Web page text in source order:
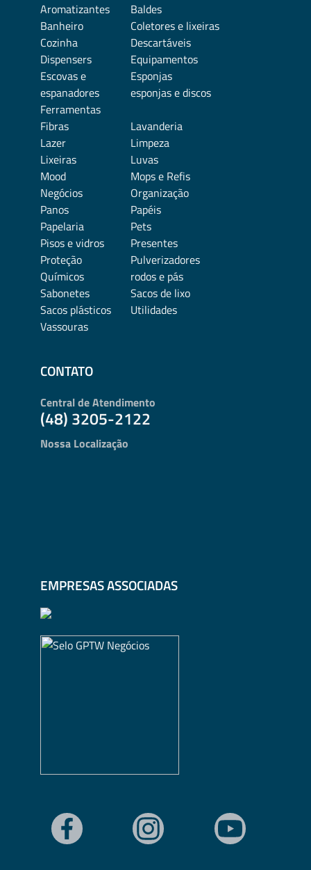
Aromatizantes
Baldes
Banheiro
Coletores e lixeiras
Cozinha
Descartáveis
Dispensers
Equipamentos
Escovas e
espanadores
Esponjas
esponjas e discos
Ferramentas
Fibras
Lavanderia
Lazer
Limpeza
Lixeiras
Luvas
Mood
Mops e Refis
Negócios
Organização
Panos
Papéis
Papelaria
Pets
Pisos e vidros
Presentes
Proteção
Pulverizadores
Químicos
rodos e pás
Sabonetes
Sacos de lixo
Sacos plásticos
Utilidades
Vassouras
CONTATO
Central de Atendimento
(48) 3205-2122
Nossa Localização
EMPRESAS ASSOCIADAS